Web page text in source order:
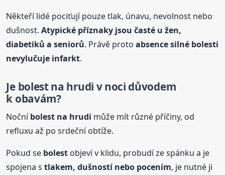
Někteří lidé pociťují pouze tlak, únavu, nevolnost nebo
dušnost.Atypické příznaky jsou časté u žen,
diabetiků a seniorů. Právě protoabsence silné bolesti
nevylučuje infarkt.
Je bolestna hrudi v noci důvodem
k obavám?
Nočníbolest na hrudi může mít různé příčiny, od
refluxu až po srdeční obtíže.
Pokud se bolest objeví v klidu, probudí ze spánku a je
spojena stlakem, dušností nebo pocením, je nutné ji